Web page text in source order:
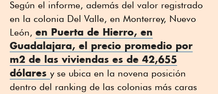
Según el informe, además del valor registrado
en la colonia Del Valle, en Monterrey, Nuevo
León, en Puerta de Hierro, en
Guadalajara, el precio promedio por
m2 de las viviendas es de 42,655
dólares y se ubica en la novena posición
dentro del ranking de las colonias más caras